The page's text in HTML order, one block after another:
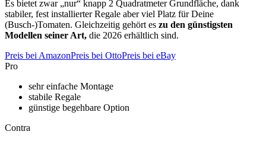
Es bietet zwar „nur“ knapp 2 Quadratmeter Grundfläche, dank
stabiler, fest installierter Regale aber viel Platz für Deine
(Busch-)Tomaten. Gleichzeitig gehört es zu den günstigsten
Modellen seiner Art, die 2026 erhältlich sind.
Preis bei AmazonPreis bei OttoPreis bei eBay
Pro
sehr einfache Montage
stabile Regale
günstige begehbare Option
Contra